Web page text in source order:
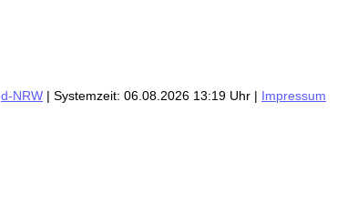
d-NRW | Systemzeit: 06.08.2026 13:19 Uhr | Impressum